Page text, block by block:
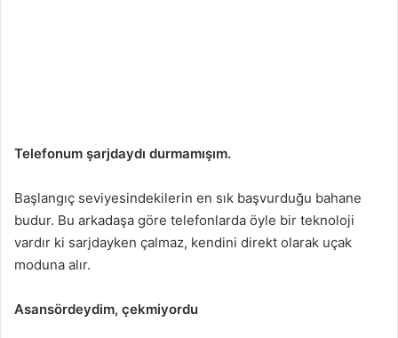
Telefonum şarjdaydı durmamışım.
Başlangıç seviyesindekilerin en sık başvurduğu bahane
budur. Bu arkadaşa göre telefonlarda öyle bir teknoloji
vardır ki sarjdayken çalmaz, kendini direkt olarak uçak
moduna alır.
Asansördeydim, çekmiyordu